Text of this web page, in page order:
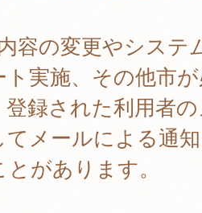
容の変更やシステ
実施、その他市
登録された利用者
メールによる通
があります。